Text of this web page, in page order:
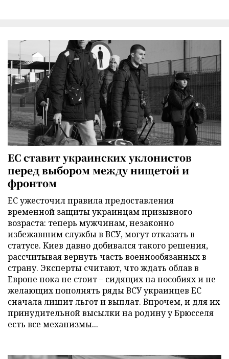
ЕС ставит украинских уклонистов
перед выбором между нищетой и
фронтом
ЕС ужесточил правила предоставления
временной защиты украинцам призывного
возраста: теперь мужчинам, незаконно
избежавшим службы в ВСУ, могут отказать в
статусе. Киев давно добивался такого решения,
рассчитывая вернуть часть военнообязанных в
страну. Эксперты считают, что ждать облав в
Европе пока не стоит – сидящих на пособиях и не
желающих пополнять ряды ВСУ украинцев ЕС
сначала лишит льгот и выплат. Впрочем, и для их
принудительной высылки на родину у Брюсселя
есть все механизмы...